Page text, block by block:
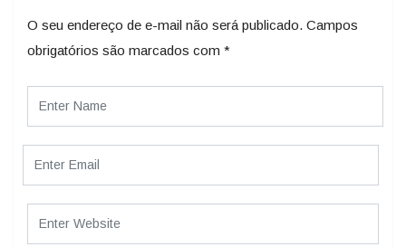
O seu endereço de e-mail não será publicado. Campos
obrigatórios são marcados com *